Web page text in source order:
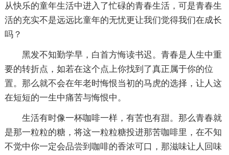
从快乐的童年生活中进入了忙碌的青春生活，可是青春生
活的充实不是远远比童年的无忧更让我们觉得我们在成长
吗？
黑发不知勤学早，白首方悔读书迟。青春是人生中重
要的转折点，如若在这个点上你找到了真正属于你的位
置。那么就不会在年老时悔恨当初的马虎的选择，让人这
在短短的一生中痛苦与悔恨中。
生活有时像一杯咖啡一样，有苦也有甜。那么青春就
是那一粒粒的糖，将这一粒粒糖投进那苦咖啡里，在不知
不觉中你一定会品尝到咖啡的香浓可口，那滋味让人回味